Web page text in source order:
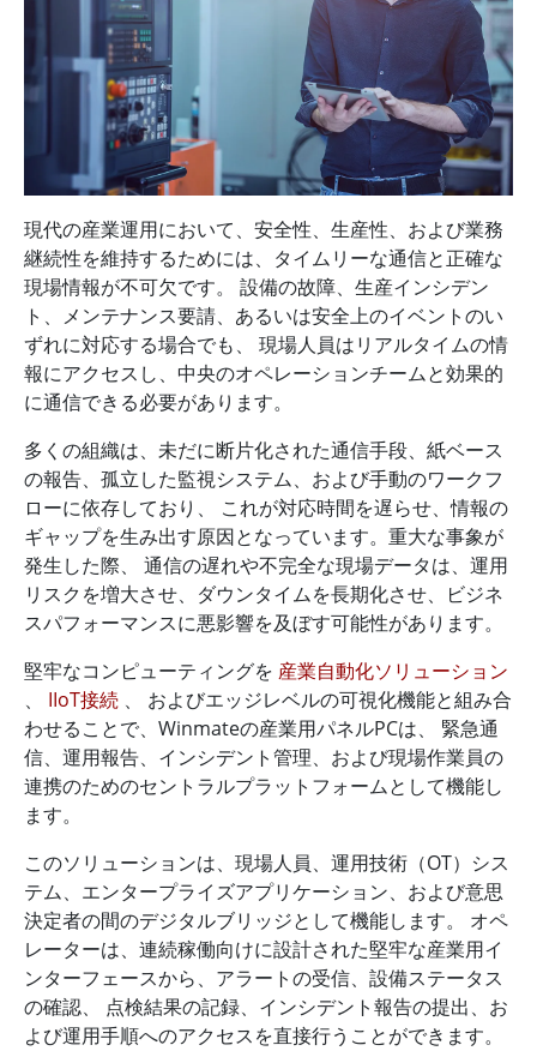
現代の産業運用において、安全性、生産性、および業務
継続性を維持するためには、タイムリーな通信と正確な
現場情報が不可欠です。 設備の故障、生産インシデン
ト、メンテナンス要請、あるいは安全上のイベントのい
ずれに対応する場合でも、 現場人員はリアルタイムの情
報にアクセスし、中央のオペレーションチームと効果的
に通信できる必要があります。
多くの組織は、未だに断片化された通信手段、紙ベース
の報告、孤立した監視システム、および手動のワークフ
ローに依存しており、 これが対応時間を遅らせ、情報の
ギャップを生み出す原因となっています。重大な事象が
発生した際、 通信の遅れや不完全な現場データは、運用
リスクを増大させ、ダウンタイムを長期化させ、ビジネ
スパフォーマンスに悪影響を及ぼす可能性があります。
堅牢なコンピューティングを 産業自動化ソリューション
、 IIoT接続 、 およびエッジレベルの可視化機能と組み合
わせることで、Winmateの産業用パネルPCは、 緊急通
信、運用報告、インシデント管理、および現場作業員の
連携のためのセントラルプラットフォームとして機能し
ます。
このソリューションは、現場人員、運用技術（OT）シス
テム、エンタープライズアプリケーション、および意思
決定者の間のデジタルブリッジとして機能します。 オペ
レーターは、連続稼働向けに設計された堅牢な産業用イ
ンターフェースから、アラートの受信、設備ステータス
の確認、 点検結果の記録、インシデント報告の提出、お
よび運用手順へのアクセスを直接行うことができます。